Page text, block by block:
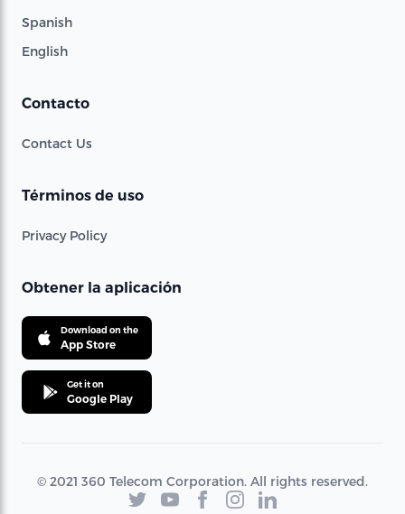
Spanish
English
Contacto
Contact Us
Términos de uso
Privacy Policy
Obtener la aplicación
Download on the
App Store
Get it on
Google Play
© 2021 360 Telecom Corporation. All rights reserved.